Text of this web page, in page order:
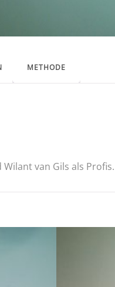
METHODE
van Gils als Profis.